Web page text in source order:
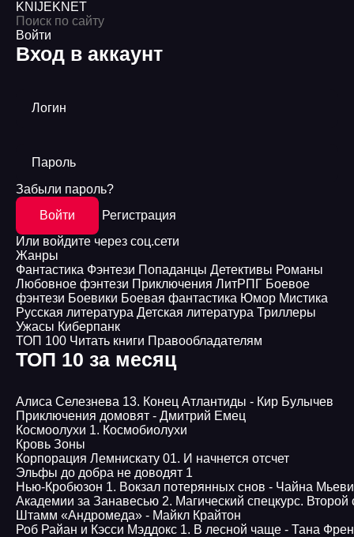
KNIJEKNET
Войти
Вход в аккаунт
Логин
Пароль
Забыли пароль?
Войти
Регистрация
Или войдите через соц.сети
Жанры
Фантастика Фэнтези Попаданцы Детективы Романы
Любовное фэнтези Приключения ЛитРПГ Боевое
фэнтези Боевики Боевая фантастика Юмор Мистика
Русская литература Детская литература Триллеры
Ужасы Киберпанк
ТОП 100 Читать книги Правообладателям
ТОП 10 за месяц
Алиса Селезнева 13. Конец Атлантиды - Кир Булычев
Приключения домовят - Дмитрий Емец
Космоолухи 1. Космобиолухи
Кровь Зоны
Корпорация Лемнискату 01. И начнется отсчет
Эльфы до добра не доводят 1
Нью-Кробюзон 1. Вокзал потерянных снов - Чайна
Академии за Занавесью 2. Магический спецкурс. Второй
Штамм «Андромеда» - Майкл Крайтон
Роб Райан и Кэсси Мэддокс 1. В лесной чаще - Тана